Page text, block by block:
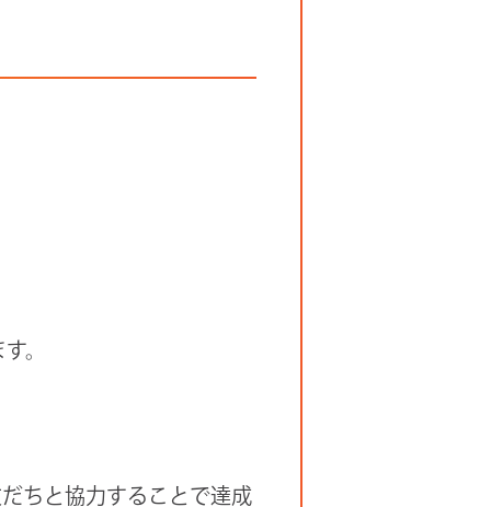
。
ちと協力することで達成